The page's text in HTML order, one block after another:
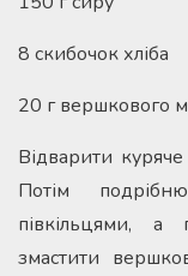
8 скибочок хліба
20 г вершкового
Відварити
Потім
півкільцями,
змастити